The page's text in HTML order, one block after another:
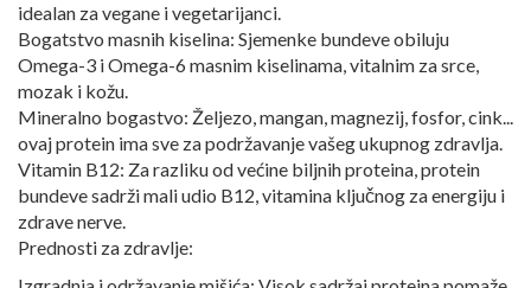
idealan za vegane i vegetarijanci.
Bogatstvo masnih kiselina: Sjemenke bundeve obiluju
Omega-3 i Omega-6 masnim kiselinama, vitalnim za srce,
mozak i kožu.
Mineralno bogastvo: Željezo, mangan, magnezij, fosfor, cink...
ovaj protein ima sve za podržavanje vašeg ukupnog zdravlja.
Vitamin B12: Za razliku od većine biljnih proteina, protein
bundeve sadrži mali udio B12, vitamina ključnog za energiju i
zdrave nerve.
Prednosti za zdravlje: